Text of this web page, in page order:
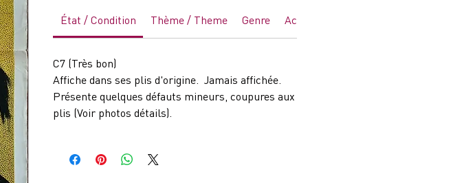
État / Condition Thème / Theme Genre Acteurs / Actors
C7 (Très bon)
Affiche dans ses plis d'origine. Jamais affichée.
Présente quelques défauts mineurs, coupures aux
plis (Voir photos détails).